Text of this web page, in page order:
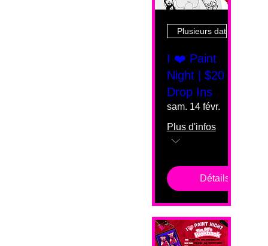
Plusieurs dates
I ❤️ Paint
Night | $20
Drop Ins
sam. 14 févr.
Plus d'infos
Détails